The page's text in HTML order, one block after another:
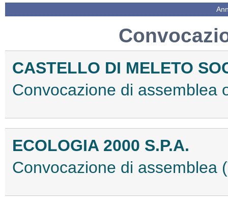
CASTELLO DI MELETO
Convocazione di assemblea
ECOLOGIA 2000 S.P.A.
Convocazione di assemblea